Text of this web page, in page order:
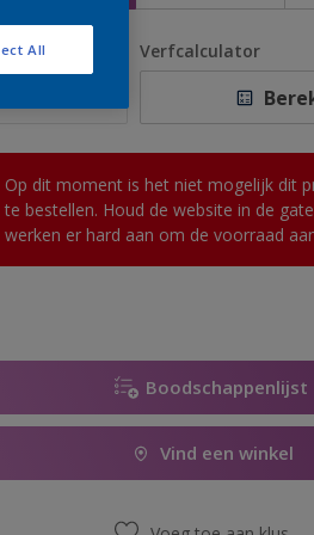
Verfcalculator
Op dit moment is het niet mogelijk dit
te bestellen. Houd de website in de
werken er hard aan om de voorraad
Boodschappenlijst
Vind een winkel
All